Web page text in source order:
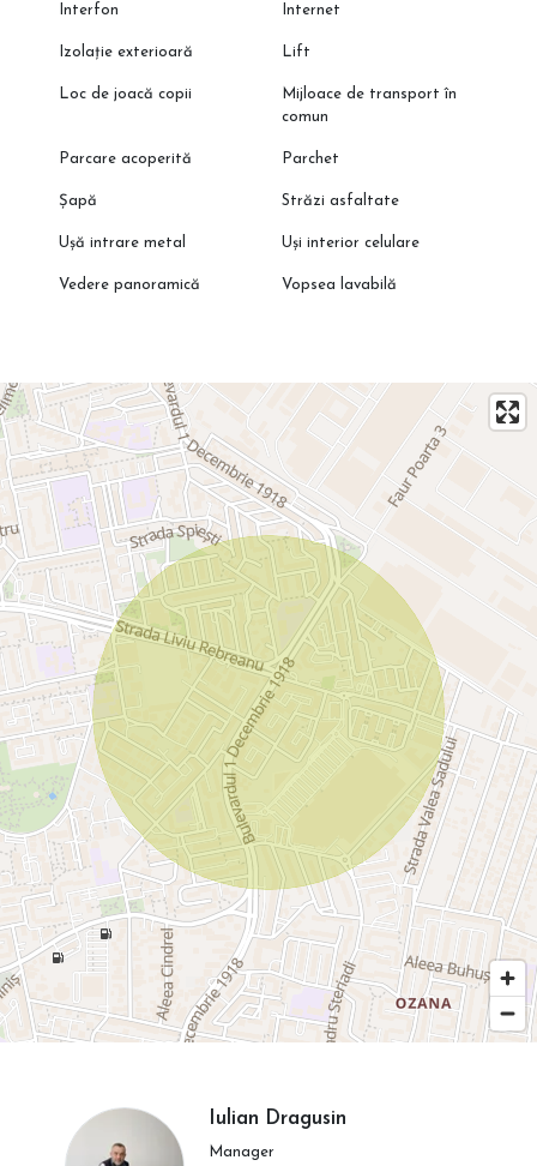
Interfon Internet
Izolație exterioară Lift
Loc de joacă copii
Mijloace de transport în
comun
Parcare acoperită Parchet
Șapă Străzi asfaltate
Ușă intrare metal Uși interior celulare
Vedere panoramică Vopsea lavabilă
Iulian Dragusin
Manager